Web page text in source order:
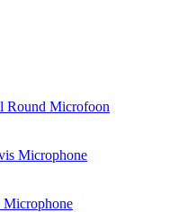
Round Microfoon